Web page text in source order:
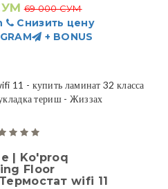
69 000 СУМ
Снизить цену
+ BONUS
| Ko'proq
Floor
wifi 11